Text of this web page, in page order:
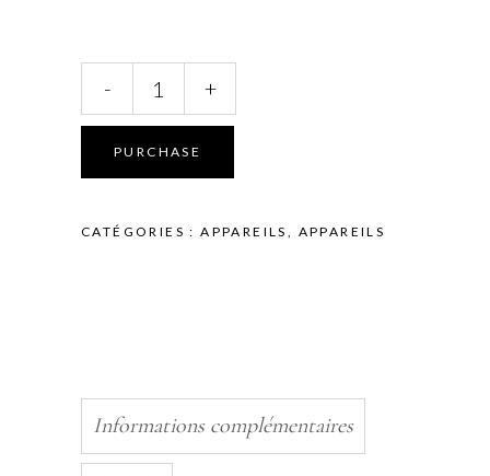
BILLES
QUARTZ
- +
PURCHASE
CATÉGORIES :APPAREILS , APPAREILS
Informations complémentaires